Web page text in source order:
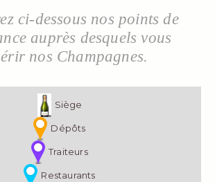
ci-dessous nos points de
auprès desquels vous
nos Champagnes.
Siège
Dépôts
Traiteurs
Restaurants